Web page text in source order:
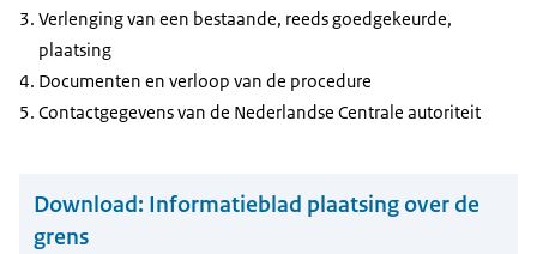
Verlenging van een bestaande, reeds goedgekeurde,
plaatsing
Documenten en verloop van de procedure
Contactgegevens van de Nederlandse Centrale autoriteit
Download: Informatieblad plaatsing over de
grens